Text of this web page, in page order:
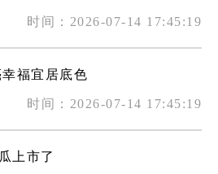
时间：2026-07-14 17:45:19
福宜居底色
时间：2026-07-14 17:45:19
上市了